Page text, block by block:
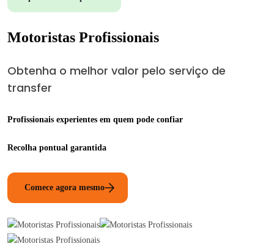
Motoristas Profissionais
Obtenha o melhor valor pelo serviço de
transfer
Profissionais experientes em quem pode confiar
Recolha pontual garantida
Comece agora mesmo